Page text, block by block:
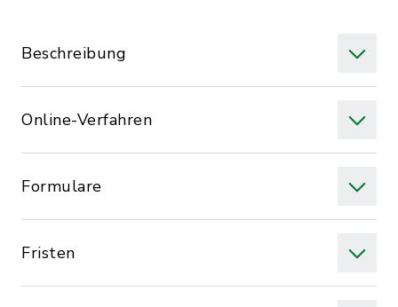
Beschreibung
Online-Verfahren
Formulare
Fristen